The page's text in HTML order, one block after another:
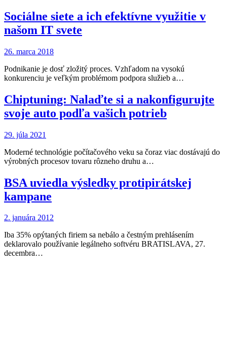
Sociálne siete a ich efektívne využitie v
našom IT svete
26. marca 2018
Podnikanie je dosť zložitý proces. Vzhľadom na vysokú
konkurenciu je veľkým problémom podpora služieb a…
Chiptuning: Nalaďte si a nakonfigurujte
svoje auto podľa vašich potrieb
29. júla 2021
Moderné technológie počítačového veku sa čoraz viac dostávajú do
výrobných procesov tovaru rôzneho druhu a…
BSA uviedla výsledky protipirátskej
kampane
2. januára 2012
Iba 35% opýtaných firiem sa nebálo a čestným prehlásením
deklarovalo používanie legálneho softvéru BRATISLAVA, 27.
decembra…